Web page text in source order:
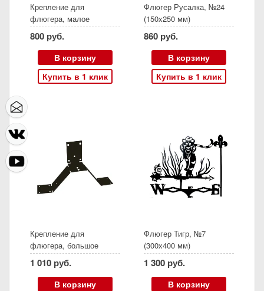
Крепление для
флюгера, малое
800 руб.
В корзину
Купить в 1 клик
Флюгер Русалка, №24
(150x250 мм)
860 руб.
В корзину
Купить в 1 клик
Крепление для
флюгера, большое
1 010 руб.
В корзину
Флюгер Тигр, №7
(300х400 мм)
1 300 руб.
В корзину